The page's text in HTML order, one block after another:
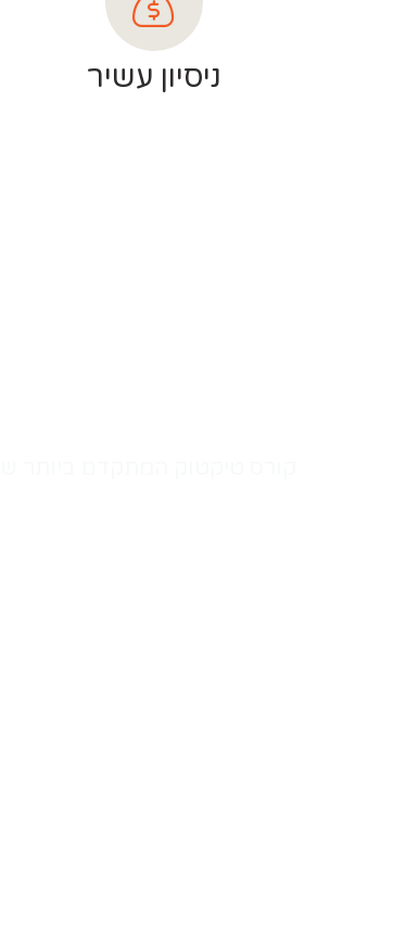
ניסיון עשיר